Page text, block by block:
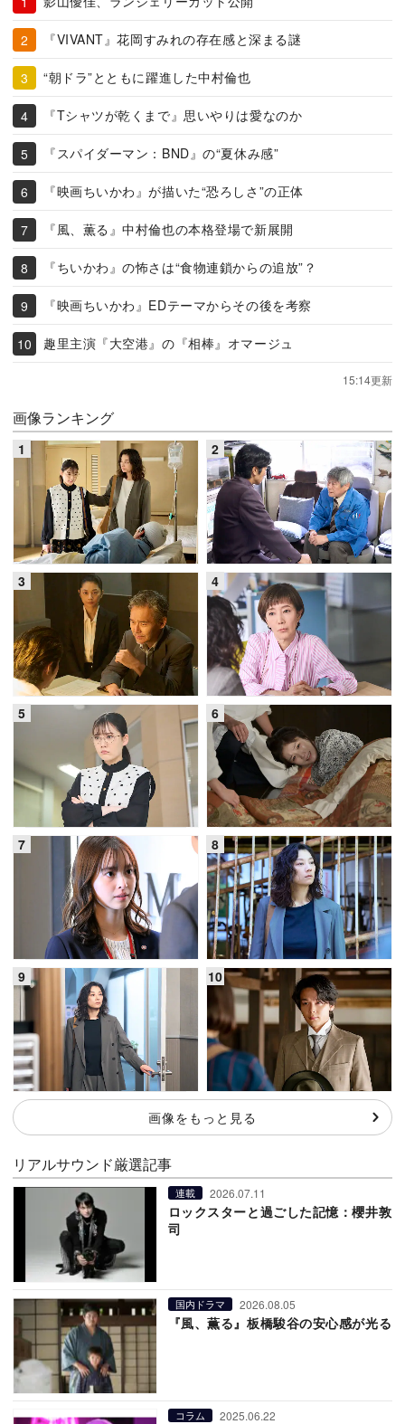
『VIVANT』花岡すみれの存在感と深まる謎
“朝ドラ”とともに躍進した中村倫也
『Tシャツが乾くまで』思いやりは愛なのか
『スパイダーマン：BND』の“夏休み感”
『映画ちいかわ』が描いた“恐ろしさ”の正体
『風、薫る』中村倫也の本格登場で新展開
『ちいかわ』の怖さは“食物連鎖からの追放”？
『映画ちいかわ』EDテーマからその後を考察
趣里主演『大空港』の『相棒』オマージュ
15:14更新
画像ランキング
画像をもっと見る
リアルサウンド厳選記事
連載 2026.07.11
ロックスターと過ごした記憶：櫻井敦
司
国内ドラマ 2026.08.05
『風、薫る』板橋駿谷の安心感が光る
コラム 2025.06.22